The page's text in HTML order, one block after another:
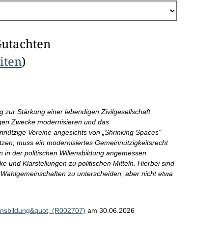
)
zur Stärkung einer lebendigen Zivilgesellschaft
Zwecke modernisieren und das
Vereine angesichts von „Shrinking Spaces“
muss ein modernisiertes Gemeinnützigkeitsrecht
in der politischen Willensbildung angemessen
und Klarstellungen zu politischen Mitteln. Hierbei sind
zu unterscheiden, aber nicht etwa
(R002707) am 30.06.2026